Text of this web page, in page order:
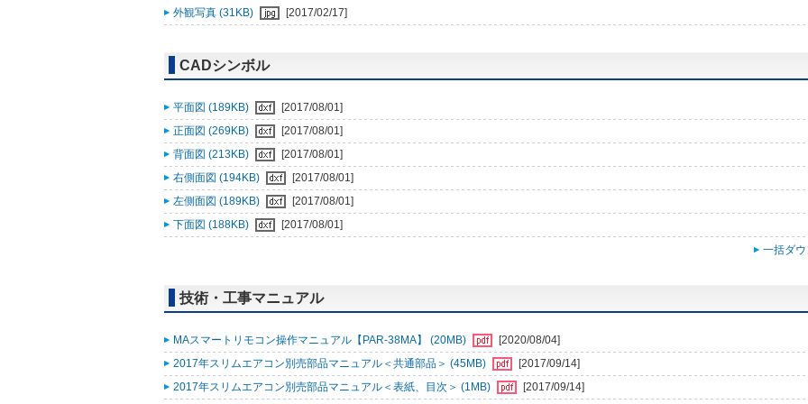
外観写真 (31KB) [2017/02/17]
CADシンボル
平面図 (189KB)
[2017/08/01]
正面図 (269KB)
[2017/08/01]
背面図 (213KB)
[2017/08/01]
右側面図 (194KB)
[2017/08/01]
左側面図 (189KB)
[2017/08/01]
下面図 (188KB)
[2017/08/01]
一括ダ
技術・工事マニュアル
MAスマートリモコン操作マニュアル【PAR-38MA】 (20MB)
[2020/08/04]
2017年スリムエアコン別売部品マニュアル＜共通部品＞ (45MB)
[2017/09/14]
2017年スリムエアコン別売部品マニュアル＜表紙、目次＞ (1MB)
[2017/09/14]